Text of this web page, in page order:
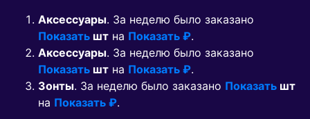
Аксессуары. За неделю было заказано
Показать шт на Показать ₽.
Аксессуары. За неделю было заказано
Показать шт на Показать ₽.
Зонты. За неделю было заказано Показать шт
на Показать ₽.